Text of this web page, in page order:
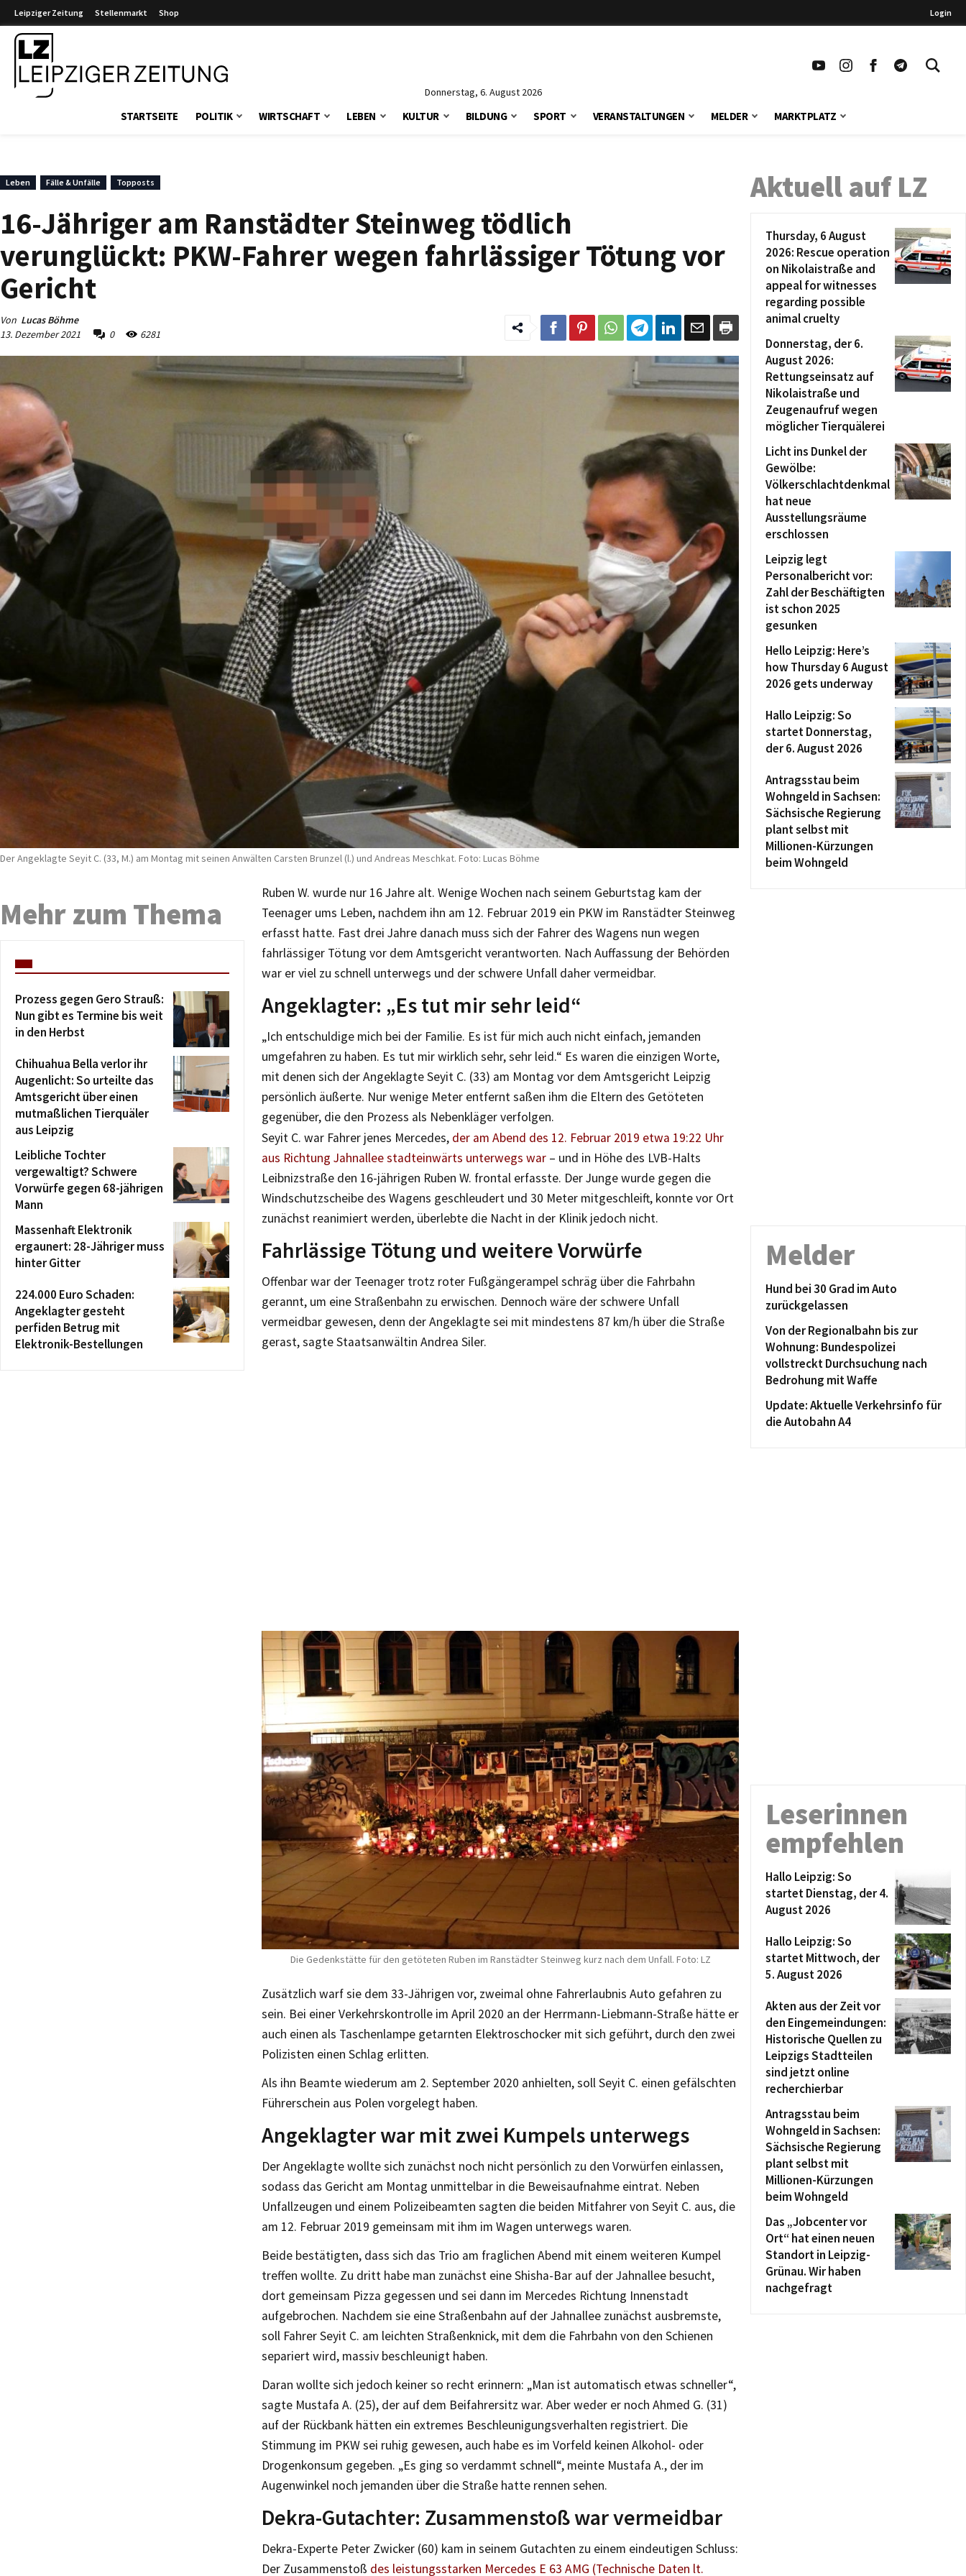
Leipziger Zeitung Stellenmarkt Shop Login
Donnerstag, 6. August 2026
STARTSEITE POLITIK WIRTSCHAFT LEBEN KULTUR BILDUNG SPORT VERANSTALTUNGEN MELDER MARKTPLATZ
Leben Fälle & Unfälle Topposts
16-Jähriger am Ranstädter Steinweg tödlich
verunglückt: PKW-Fahrer wegen fahrlässiger Tötung vor
Gericht
Von Lucas Böhme
13. Dezember 2021
0 6281
Der Angeklagte Seyit C. (33, M.) am Montag mit seinen Anwälten Carsten Brunzel (l.) und Andreas Meschkat. Foto: Lucas Böhme
Ruben W. wurde nur 16 Jahre alt. Wenige Wochen nach seinem Geburtstag kam der
Teenager ums Leben, nachdem ihn am 12. Februar 2019 ein PKW im Ranstädter Steinweg
erfasst hatte. Fast drei Jahre danach muss sich der Fahrer des Wagens nun wegen
fahrlässiger Tötung vor dem Amtsgericht verantworten. Nach Auffassung der Behörden
war er viel zu schnell unterwegs und der schwere Unfall daher vermeidbar.
Angeklagter: „Es tut mir sehr leid“
„Ich entschuldige mich bei der Familie. Es ist für mich auch nicht einfach, jemanden
umgefahren zu haben. Es tut mir wirklich sehr, sehr leid.“ Es waren die einzigen Worte,
mit denen sich der Angeklagte Seyit C. (33) am Montag vor dem Amtsgericht Leipzig
persönlich äußerte. Nur wenige Meter entfernt saßen ihm die Eltern des Getöteten
gegenüber, die den Prozess als Nebenkläger verfolgen.
Seyit C. war Fahrer jenes Mercedes, der am Abend des 12. Februar 2019 etwa 19:22 Uhr
aus Richtung Jahnallee stadteinwärts unterwegs war – und in Höhe des LVB-Halts
Leibnizstraße den 16-jährigen Ruben W. frontal erfasste. Der Junge wurde gegen die
Windschutzscheibe des Wagens geschleudert und 30 Meter mitgeschleift, konnte vor Ort
zunächst reanimiert werden, überlebte die Nacht in der Klinik jedoch nicht.
Fahrlässige Tötung und weitere Vorwürfe
Offenbar war der Teenager trotz roter Fußgängerampel schräg über die Fahrbahn
gerannt, um eine Straßenbahn zu erwischen. Dennoch wäre der schwere Unfall
vermeidbar gewesen, denn der Angeklagte sei mit mindestens 87 km/h über die Straße
gerast, sagte Staatsanwältin Andrea Siler.
Die Gedenkstätte für den getöteten Ruben im Ranstädter Steinweg kurz nach dem Unfall. Foto: LZ
Zusätzlich warf sie dem 33-Jährigen vor, zweimal ohne Fahrerlaubnis Auto gefahren zu
sein. Bei einer Verkehrskontrolle im April 2020 an der Herrmann-Liebmann-Straße hätte er
auch einen als Taschenlampe getarnten Elektroschocker mit sich geführt, durch den zwei
Polizisten einen Schlag erlitten.
Als ihn Beamte wiederum am 2. September 2020 anhielten, soll Seyit C. einen gefälschten
Führerschein aus Polen vorgelegt haben.
Angeklagter war mit zwei Kumpels unterwegs
Der Angeklagte wollte sich zunächst noch nicht persönlich zu den Vorwürfen einlassen,
sodass das Gericht am Montag unmittelbar in die Beweisaufnahme eintrat. Neben
Unfallzeugen und einem Polizeibeamten sagten die beiden Mitfahrer von Seyit C. aus, die
am 12. Februar 2019 gemeinsam mit ihm im Wagen unterwegs waren.
Beide bestätigten, dass sich das Trio am fraglichen Abend mit einem weiteren Kumpel
treffen wollte. Zu dritt habe man zunächst eine Shisha-Bar auf der Jahnallee besucht,
dort gemeinsam Pizza gegessen und sei dann im Mercedes Richtung Innenstadt
aufgebrochen. Nachdem sie eine Straßenbahn auf der Jahnallee zunächst ausbremste,
soll Fahrer Seyit C. am leichten Straßenknick, mit dem die Fahrbahn von den Schienen
separiert wird, massiv beschleunigt haben.
Daran wollte sich jedoch keiner so recht erinnern: „Man ist automatisch etwas schneller“,
sagte Mustafa A. (25), der auf dem Beifahrersitz war. Aber weder er noch Ahmed G. (31)
auf der Rückbank hätten ein extremes Beschleunigungsverhalten registriert. Die
Stimmung im PKW sei ruhig gewesen, auch habe es im Vorfeld keinen Alkohol- oder
Drogenkonsum gegeben. „Es ging so verdammt schnell“, meinte Mustafa A., der im
Augenwinkel noch jemanden über die Straße hatte rennen sehen.
Dekra-Gutachter: Zusammenstoß war vermeidbar
Dekra-Experte Peter Zwicker (60) kam in seinem Gutachten zu einem eindeutigen Schluss:
Der Zusammenstoß des leistungsstarken Mercedes E 63 AMG (Technische Daten lt.
Mehr zum Thema
Prozess gegen Gero Strauß:
Nun gibt es Termine bis weit
in den Herbst
Chihuahua Bella verlor ihr
Augenlicht: So urteilte das
Amtsgericht über einen
mutmaßlichen Tierquäler
aus Leipzig
Leibliche Tochter
vergewaltigt? Schwere
Vorwürfe gegen 68-jährigen
Mann
Massenhaft Elektronik
ergaunert: 28-Jähriger muss
hinter Gitter
224.000 Euro Schaden:
Angeklagter gesteht
perfiden Betrug mit
Elektronik-Bestellungen
Aktuell auf LZ
Thursday, 6 August
2026: Rescue operation
on Nikolaistraße and
appeal for witnesses
regarding possible
animal cruelty
Donnerstag, der 6.
August 2026:
Rettungseinsatz auf
Nikolaistraße und
Zeugenaufruf wegen
möglicher Tierquälerei
Licht ins Dunkel der
Gewölbe:
Völkerschlachtdenkmal
hat neue
Ausstellungsräume
erschlossen
Leipzig legt
Personalbericht vor:
Zahl der Beschäftigten
ist schon 2025
gesunken
Hello Leipzig: Here’s
how Thursday 6 August
2026 gets underway
Hallo Leipzig: So
startet Donnerstag,
der 6. August 2026
Antragsstau beim
Wohngeld in Sachsen:
Sächsische Regierung
plant selbst mit
Millionen-Kürzungen
beim Wohngeld
Melder
Hund bei 30 Grad im Auto
zurückgelassen
Von der Regionalbahn bis zur
Wohnung: Bundespolizei
vollstreckt Durchsuchung nach
Bedrohung mit Waffe
Update: Aktuelle Verkehrsinfo für
die Autobahn A4
Leserinnen
empfehlen
Hallo Leipzig: So
startet Dienstag, der 4.
August 2026
Hallo Leipzig: So
startet Mittwoch, der
5. August 2026
Akten aus der Zeit vor
den Eingemeindungen:
Historische Quellen zu
Leipzigs Stadtteilen
sind jetzt online
recherchierbar
Antragsstau beim
Wohngeld in Sachsen:
Sächsische Regierung
plant selbst mit
Millionen-Kürzungen
beim Wohngeld
Das „Jobcenter vor
Ort“ hat einen neuen
Standort in Leipzig-
Grünau. Wir haben
nachgefragt